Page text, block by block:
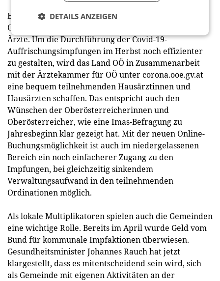
Eine zentrale Rolle in der Impfstrategie des Landes
OÖ spielen auch die niedergelassenen Ärztinnen und
Ärzte. Um die Durchführung der Covid-19-
Auffrischungsimpfungen im Herbst noch effizienter
zu gestalten, wird das Land OÖ in Zusammenarbeit
mit der Ärztekammer für OÖ unter corona.ooe.gv.at
eine bequem teilnehmenden Hausärztinnen und
Hausärzten schaffen. Das entspricht auch den
Wünschen der Oberösterreicherinnen und
Oberösterreicher, wie eine Imas-Befragung zu
Jahresbeginn klar gezeigt hat. Mit der neuen Online-
Buchungsmöglichkeit ist auch im niedergelassenen
Bereich ein noch einfacherer Zugang zu den
Impfungen, bei gleichzeitig sinkendem
Verwaltungsaufwand in den teilnehmenden
Ordinationen möglich.
Als lokale Multiplikatoren spielen auch die Gemeinden
eine wichtige Rolle. Bereits im April wurde Geld vom
Bund für kommunale Impfaktionen überwiesen.
Gesundheitsminister Johannes Rauch hat jetzt
klargestellt, dass es mitentscheidend sein wird, sich
als Gemeinde mit eigenen Aktivitäten an der
DETAILS ANZEIGEN